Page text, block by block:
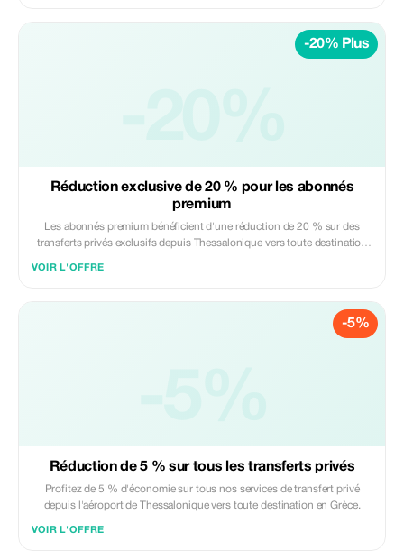
-20% Plus
Réduction exclusive de 20 % pour les abonnés
premium
Les abonnés premium bénéficient d'une réduction de 20 % sur des
transferts privés exclusifs depuis Thessalonique vers toute destination
VOIR L'OFFRE
-5%
Réduction de 5 % sur tous les transferts privés
Profitez de 5 % d'économie sur tous nos services de transfert privé
depuis l'aéroport de Thessalonique vers toute destination en Grèce.
VOIR L'OFFRE